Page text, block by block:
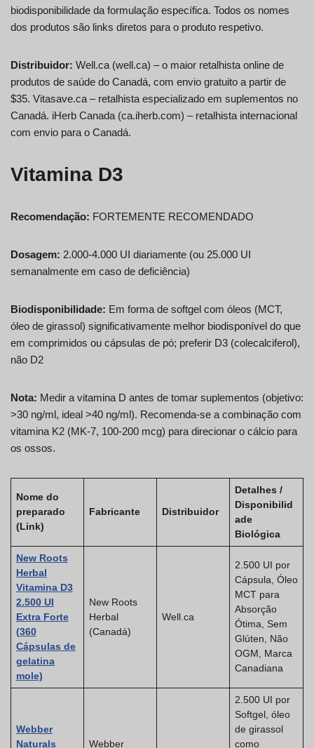
biodisponibilidade da formulação específica. Todos os nomes
dos produtos são links diretos para o produto respetivo.
Distribuidor: Well.ca (well.ca) – o maior retalhista online de
produtos de saúde do Canadá, com envio gratuito a partir de
$35. Vitasave.ca – retalhista especializado em suplementos no
Canadá. iHerb Canada (ca.iherb.com) – retalhista internacional
com envio para o Canadá.
Vitamina D3
Recomendação: FORTEMENTE RECOMENDADO
Dosagem: 2.000-4.000 UI diariamente (ou 25.000 UI
semanalmente em caso de deficiência)
Biodisponibilidade: Em forma de softgel com óleos (MCT,
óleo de girassol) significativamente melhor biodisponível do que
em comprimidos ou cápsulas de pó; preferir D3 (colecalciferol),
não D2
Nota: Medir a vitamina D antes de tomar suplementos (objetivo:
>30 ng/ml, ideal >40 ng/ml). Recomenda-se a combinação com
vitamina K2 (MK-7, 100-200 mcg) para direcionar o cálcio para
os ossos.
Nome do
preparado
(Link)
Fabricante Distribuidor
Detalhes /
Disponibilid
ade
Biológica
New Roots
Herbal
Vitamina D3
2.500 UI
Extra Forte
(360
Cápsulas de
gelatina
mole)
New Roots
Herbal
(Canadá)
Well.ca
2.500 UI por
Cápsula, Óleo
MCT para
Absorção
Ótima, Sem
Glúten, Não
OGM, Marca
Canadiana
Webber
Naturals
Webber
2.500 UI por
Softgel, óleo
de girassol
como